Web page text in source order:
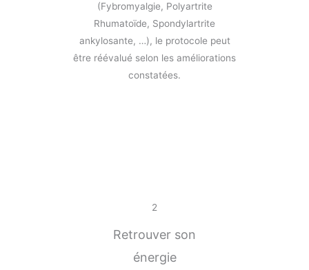
(Fybromyalgie, Polyartrite
Rhumatoïde, Spondylartrite
ankylosante, …), le protocole peut
être réévalué selon les améliorations
constatées.
2
Retrouver son
énergie